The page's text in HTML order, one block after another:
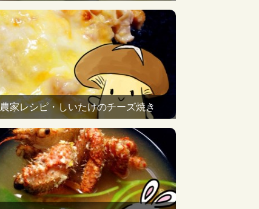
農家レシピ・しいたけのチーズ焼き